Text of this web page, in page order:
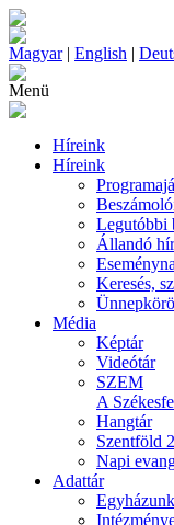
Magyar| English |
Menü
Híreink
Híreink
Legutóbbi
Állandó
Keresés,
Média
Képtár
Videótár
SZEM
A
Hangtár
Szentföld
Napi
Adattár
Egyházunk